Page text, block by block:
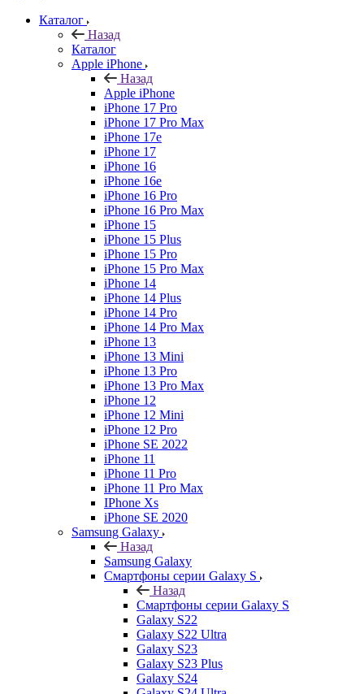
Каталог
Назад
Каталог
Apple iPhone
Назад
Apple iPhone
iPhone 17 Pro
iPhone 17 Pro Max
iPhone 17e
iPhone 17
iPhone 16
iPhone 16e
iPhone 16 Pro
iPhone 16 Pro Max
iPhone 15
iPhone 15 Plus
iPhone 15 Pro
iPhone 15 Pro Max
iPhone 14
iPhone 14 Plus
iPhone 14 Pro
iPhone 14 Pro Max
iPhone 13
iPhone 13 Mini
iPhone 13 Pro
iPhone 13 Pro Max
iPhone 12
iPhone 12 Mini
iPhone 12 Pro
iPhone SE 2022
iPhone 11
iPhone 11 Pro
iPhone 11 Pro Max
IPhone Xs
iPhone SE 2020
Samsung Galaxy
Назад
Samsung Galaxy
Смартфоны серии Galaxy S
Назад
Смартфоны серии Galaxy S
Galaxy S22
Galaxy S22 Ultra
Galaxy S23
Galaxy S23 Plus
Galaxy S24